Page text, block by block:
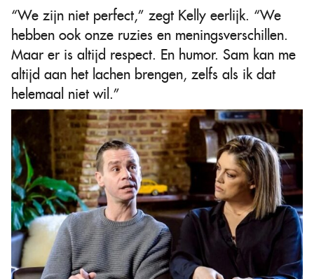
“We zijn niet perfect,” zegt Kelly eerlijk. “We
hebben ook onze ruzies en meningsverschillen.
Maar er is altijd respect. En humor. Sam kan me
altijd aan het lachen brengen, zelfs als ik dat
helemaal niet wil.”